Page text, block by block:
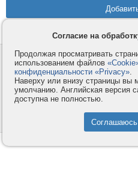
Контакты
Компания
Услуги
Как оплатить
© 2008-2026
Согласие на
Продолжая просматривать
использованием файлов
конфиденциальности «Privacy».
Наверху или внизу страницы вы
умолчанию. Английская версия
доступна не полностью.